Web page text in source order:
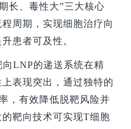
长、毒性大”三大核心
周期，实现细胞治疗向
患者可及性。
LNP的递送系统在精
表现突出，通过独特的
，有效降低脱靶风险并
靶向技术可实现T细胞